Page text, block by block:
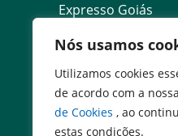
Nós usamos
Utilizamos cookies
de acordo com a nossa
de Cookies , ao
estas condições.
Expresso Goiás
Expresso Servidor
SEI Governadoria
Cadastro de
Escola de Governo
Agenda de